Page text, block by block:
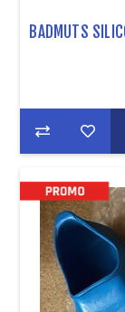
BADMUTS